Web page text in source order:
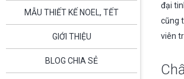
MẪU THIẾT KẾ NOEL, TẾT
GIỚI THIỆU
BLOG CHIA SẺ
đại
cũng
viên